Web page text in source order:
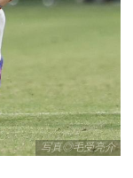
写真◎毛受亮介